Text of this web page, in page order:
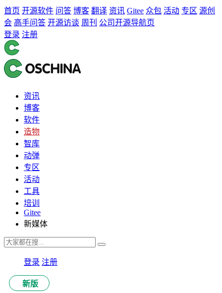
首页 开源软件 问答 博客 翻译 资讯 Gitee 众包 活动 专区 源创
会 高手问答 开源访谈 周刊 公司开源导航页
登录 注册
资讯
博客
软件
造物
智库
动弹
专区
活动
工具
培训
Gitee
新媒体
登录 注册
新版